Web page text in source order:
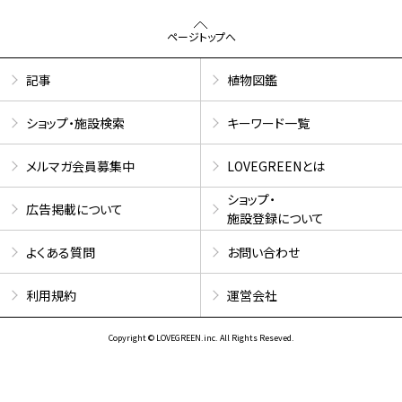
ページトップへ
記事 植物図鑑
ショップ・施設検索 キーワード一覧
メルマガ会員募集中 LOVEGREENとは
広告掲載について
ショップ・
施設登録について
よくある質問
お問い合わせ
利用規約 運営会社
Copyright © LOVEGREEN.inc. All Rights Reseved.